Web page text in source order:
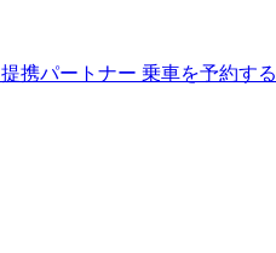
提携パートナー 乗車を予約する